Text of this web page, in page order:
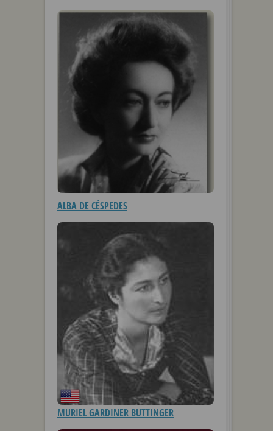
ALBA DE CÉSPEDES
MURIEL GARDINER BUTTINGER